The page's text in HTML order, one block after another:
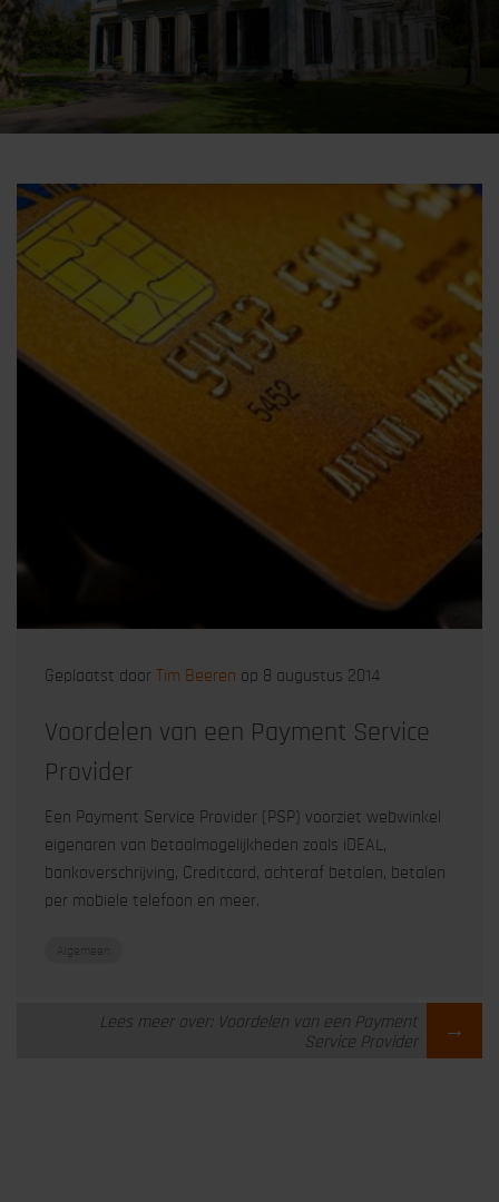
Geplaatst door Tim Beeren op 8 augustus 2014
Voordelen van een Payment Service
Provider
Een Payment Service Provider (PSP) voorziet webwinkel
eigenaren van betaalmogelijkheden zoals iDEAL,
bankoverschrijving, Creditcard, achteraf betalen, betalen
per mobiele telefoon en meer.
Lees meer over: Voordelen van een Payment
Service Provider
→